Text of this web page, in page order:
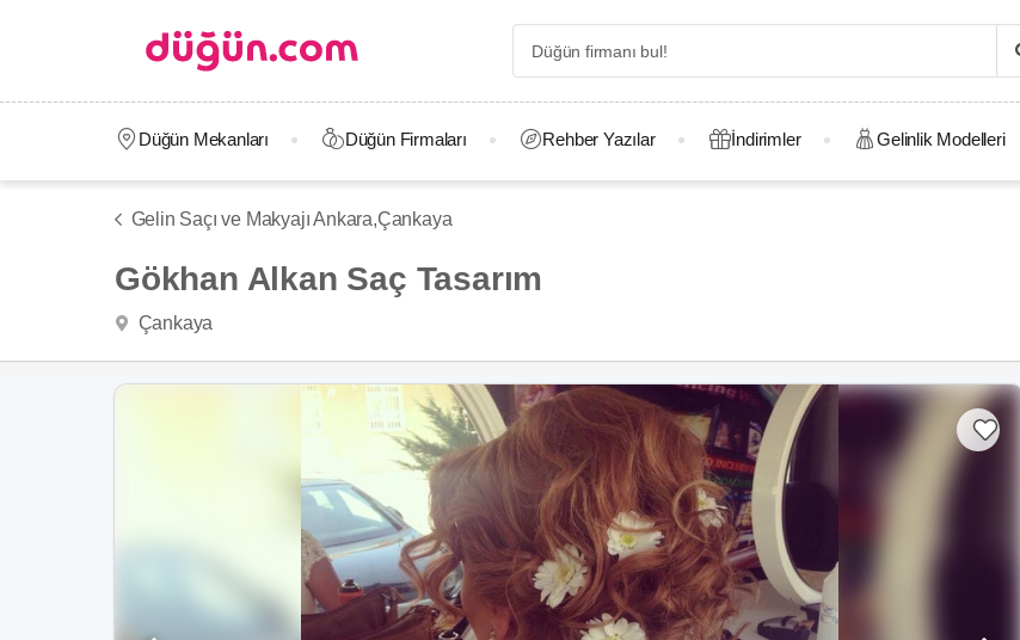
Düğün Mekanları Düğün Firmaları Rehber Yazılar İndirimler Gelinlik Modelleri
Gelin Saçı ve Makyajı Ankara,Çankaya
Gökhan Alkan Saç Tasarım
Çankaya